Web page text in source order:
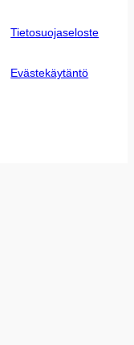
Tietosuojaseloste
Evästekäytäntö